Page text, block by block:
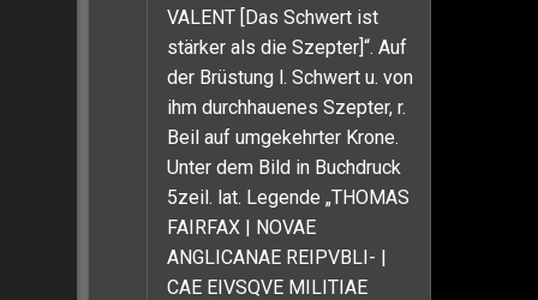
VALENT [Das Schwert ist
stärker als die Szepter]“. Auf
der Brüstung l. Schwert u. von
ihm durchhauenes Szepter, r.
Beil auf umgekehrter Krone.
Unter dem Bild in Buchdruck
5zeil. lat. Legende „THOMAS
FAIRFAX | NOVAE
ANGLICANAE REIPVBLI- |
CAE EIVSQVE MILITIAE